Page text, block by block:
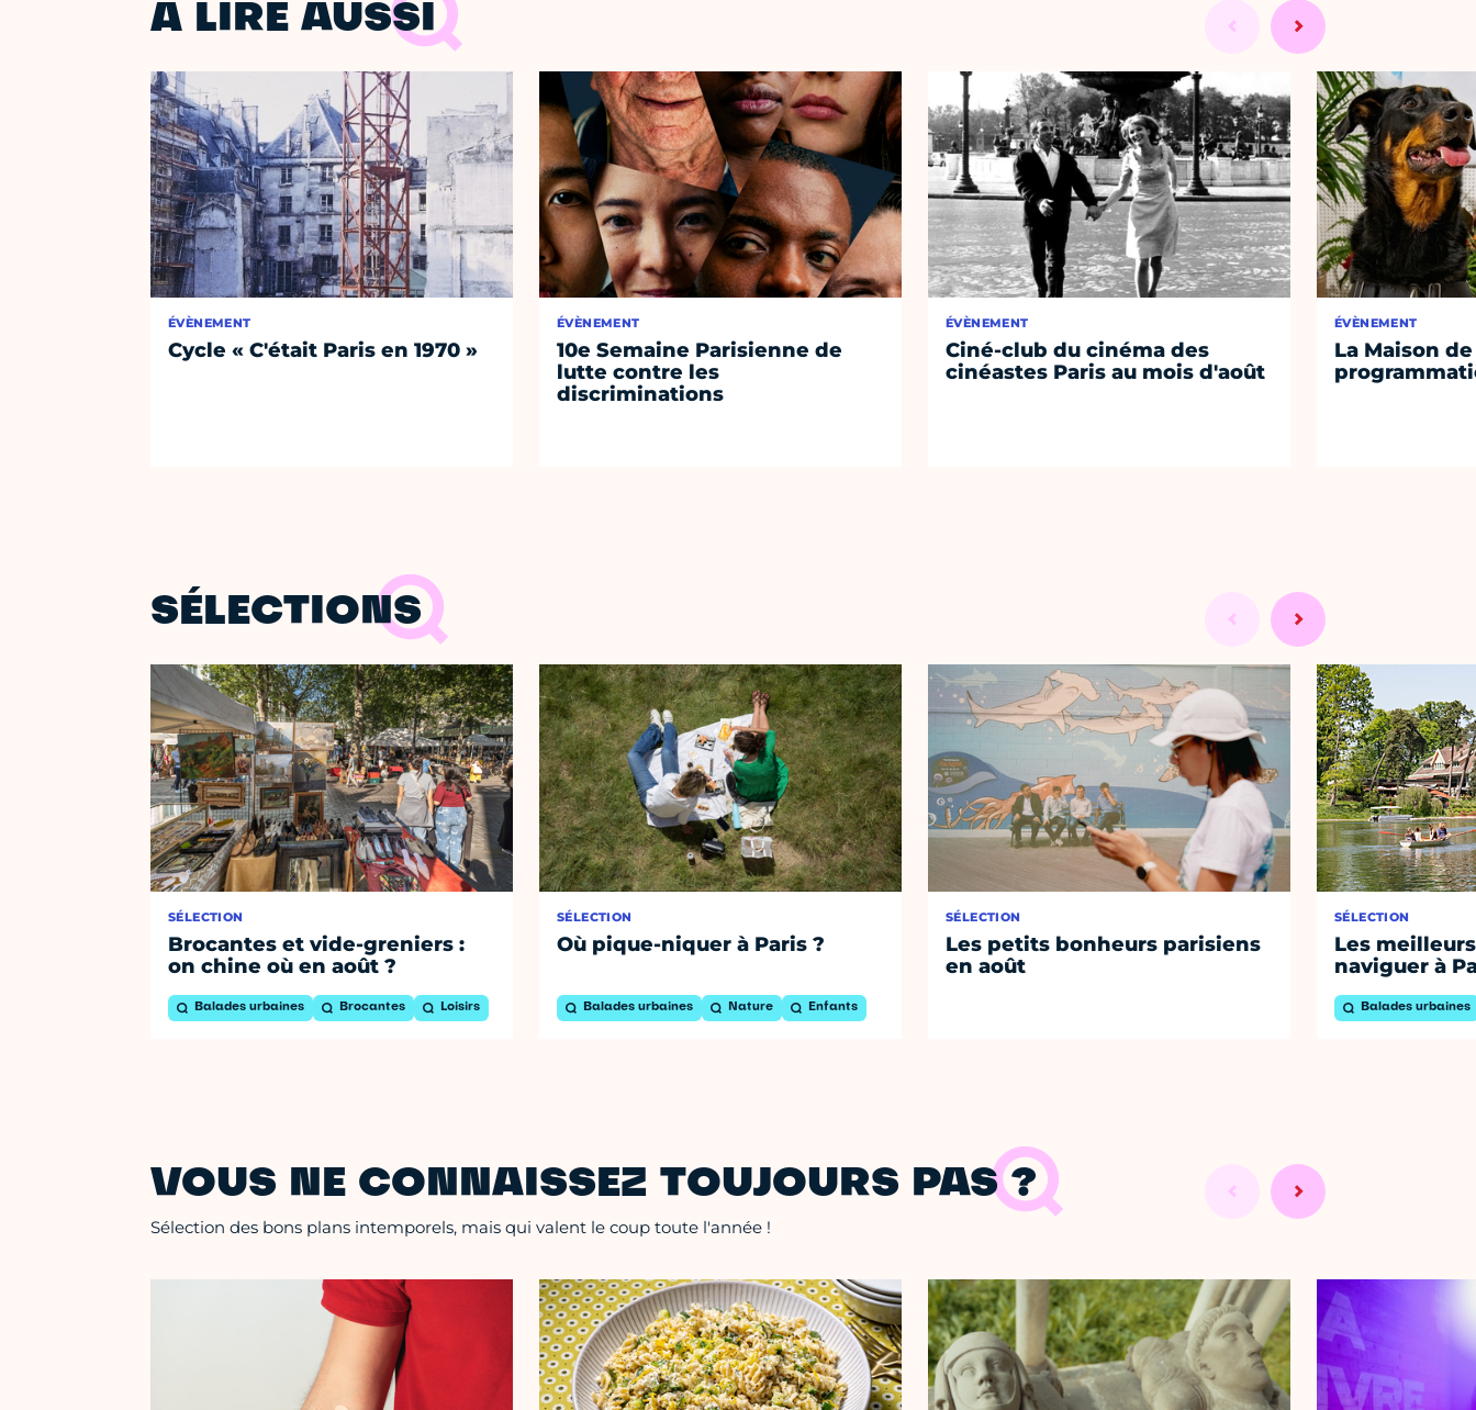
À LIRE AUSSI
ÉVÈNEMENT
Cycle « C'était Paris en 1970 »
ÉVÈNEMENT
10e Semaine Parisienne de
lutte contre les
discriminations
ÉVÈNEMENT
Ciné-club du cinéma des
cinéastes Paris au mois d'août
ÉVÈNEMENT
La Maison
SÉLECTIONS
SÉLECTION
Brocantes et vide-greniers :
on chine où en août ?
Balades urbaines Brocantes Loisirs
SÉLECTION
Où pique-niquer à Paris ?
Balades urbaines Nature Enfants
SÉLECTION
Les petits bonheurs parisiens
en août
SÉLECTION
Les
naviguer à
Balades urbaines
VOUS NE CONNAISSEZ TOUJOURS PAS ?
Sélection des bons plans intemporels, mais qui valent le coup toute l'année !